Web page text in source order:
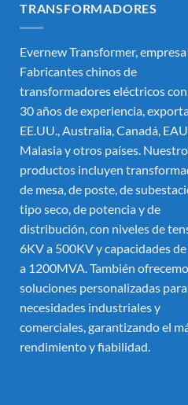
TRANSFORMADORES
Evernew Transformer,
Fabricantes chinos de
transformadores eléctricos
30 años de experiencia,
EE.UU., Australia, Canadá,
Malasia y otros países.
productos incluyen
de mesa, de poste, de
tipo seco, de potencia y de
distribución, con niveles de
6KV a 500KV y capacidades
a 1200MVA. También
soluciones personalizadas para
necesidades industriales y
comerciales, garantizando el
rendimiento y fiabilidad.